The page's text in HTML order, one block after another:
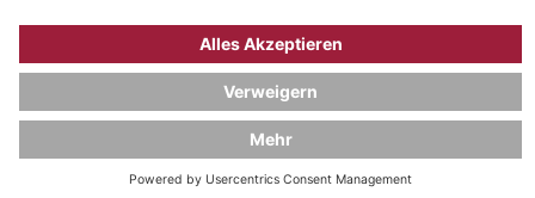
Bachmann & Scher GmbH / Watchandco GmbH
DATENSCHUTZ IMPRESSUM
VERSANDKOSTEN